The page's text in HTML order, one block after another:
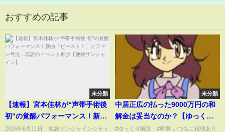
おすすめの記事
未分類
【速報】宮本佳林が“声帯手術後
初”の覚醒パフォーマンス！新曲
「ビースト！」にファン号泣…
2025年6月11日、池袋サンシャインシティ
未分類
中居正広の払った9000万円の和
解金は妥当なのか？【ゆっくり
解説】
#ゆっくり解説 #時事 いつもご視聴あり